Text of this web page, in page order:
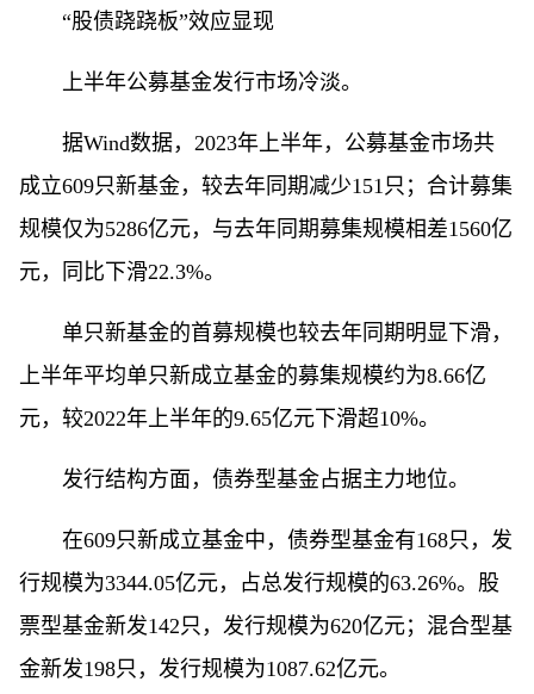
“股债跷跷板”效应显现
上半年公募基金发行市场冷淡。
据Wind数据，2023年上半年，公募基金市场共
成立609只新基金，较去年同期减少151只；合计募集
规模仅为5286亿元，与去年同期募集规模相差1560亿
元，同比下滑22.3%。
单只新基金的首募规模也较去年同期明显下滑，
上半年平均单只新成立基金的募集规模约为8.66亿
元，较2022年上半年的9.65亿元下滑超10%。
发行结构方面，债券型基金占据主力地位。
在609只新成立基金中，债券型基金有168只，发
行规模为3344.05亿元，占总发行规模的63.26%。股
票型基金新发142只，发行规模为620亿元；混合型基
金新发198只，发行规模为1087.62亿元。